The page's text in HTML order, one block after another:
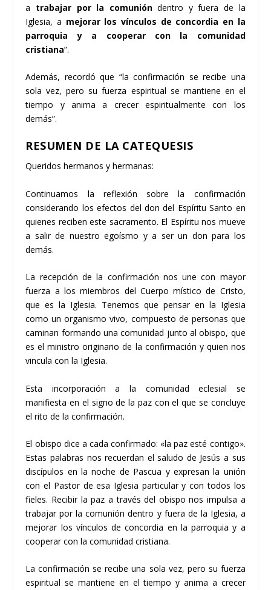
a trabajar por la comunióndentro y fuera de la
Iglesia, a mejorar los vínculos de concordia en la
parroquia y a cooperar con la comunidad
cristiana”.
Además, recordó que “la confirmación se recibe una
sola vez, pero su fuerza espiritual se mantiene en el
tiempo y anima a crecer espiritualmente con los
demás”.
RESUMEN DE LA CATEQUESIS
Queridos hermanos y hermanas:
Continuamos la reflexión sobre la confirmación
considerando los efectos del don del Espíritu Santo en
quienes reciben este sacramento. El Espíritu nos mueve
a salir de nuestro egoísmo y a ser un don para los
demás.
La recepción de la confirmación nos une con mayor
fuerza a los miembros del Cuerpo místico de Cristo,
que es la Iglesia. Tenemos que pensar en la Iglesia
como un organismo vivo, compuesto de personas que
caminan formando una comunidad junto al obispo, que
es el ministro originario de la confirmación y quien nos
vincula con la Iglesia.
Esta incorporación a la comunidad eclesial se
manifiesta en el signo de la paz con el que se concluye
el rito de la confirmación.
El obispo dice a cada confirmado: «la paz esté contigo».
Estas palabras nos recuerdan el saludo de Jesús a sus
discípulos en la noche de Pascua y expresan la unión
con el Pastor de esa Iglesia particular y con todos los
fieles. Recibir la paz a través del obispo nos impulsa a
trabajar por la comunión dentro y fuera de la Iglesia, a
mejorar los vínculos de concordia en la parroquia y a
cooperar con la comunidad cristiana.
La confirmación se recibe una sola vez, pero su fuerza
espiritual se mantiene en el tiempo y anima a crecer